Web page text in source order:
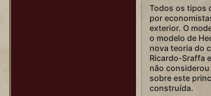
Todos os tipos
por
exterior. O
o modelo de
nova teoria do
Ricardo-Sraffa
não
sobre este
construída.